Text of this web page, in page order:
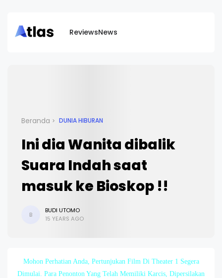
ReviewsNews
Beranda DUNIA HIBURAN
Ini dia Wanita dibalik
Suara Indah saat
masuk ke Bioskop !!
B
BUDI UTOMO
15 YEARS AGO
Mohon Perhatian Anda, Pertunjukan Film Di Theater 1 Segera
Dimulai. Para Penonton Yang Telah Memiliki Karcis, Dipersilakan